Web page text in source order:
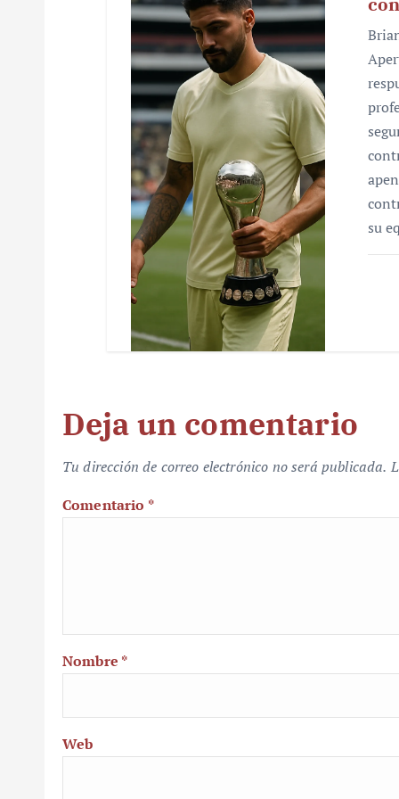
su
Deja un comentario
Tu dirección de correo electrónico no será publicada.
Comentario *
Nombre *
Web